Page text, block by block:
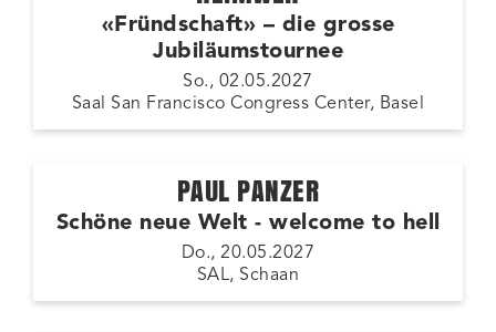
«Fründschaft» – die grosse
Jubiläumstournee
So., 02.05.2027
Saal San Francisco Congress Center, Basel
PAUL PANZER
Schöne neue Welt - welcome to hell
Do., 20.05.2027
SAL, Schaan